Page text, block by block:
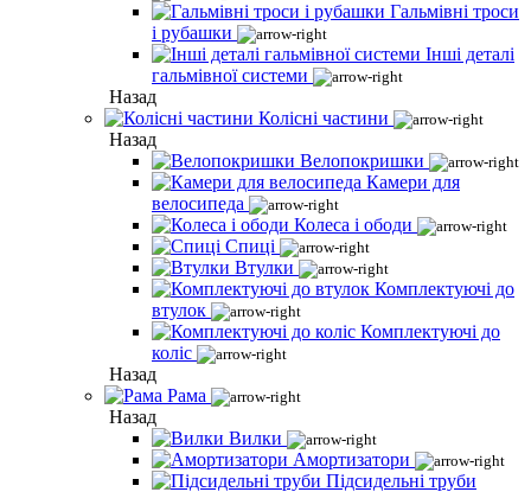
Гальмівні троси
і рубашки
Інші деталі
гальмівної системи
Назад
Колісні частини
Назад
Велопокришки
Камери для
велосипеда
Колеса і ободи
Спиці
Втулки
Комплектуючі до
втулок
Комплектуючі до
коліс
Назад
Рама
Назад
Вилки
Амортизатори
Підсидельні труби